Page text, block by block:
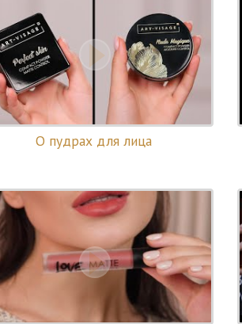
О пудрах для лица